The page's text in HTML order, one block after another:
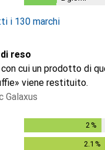
i 130 marchi
reso
cui un prodotto di
viene restituito.
Galaxus
2 %
2.1 %